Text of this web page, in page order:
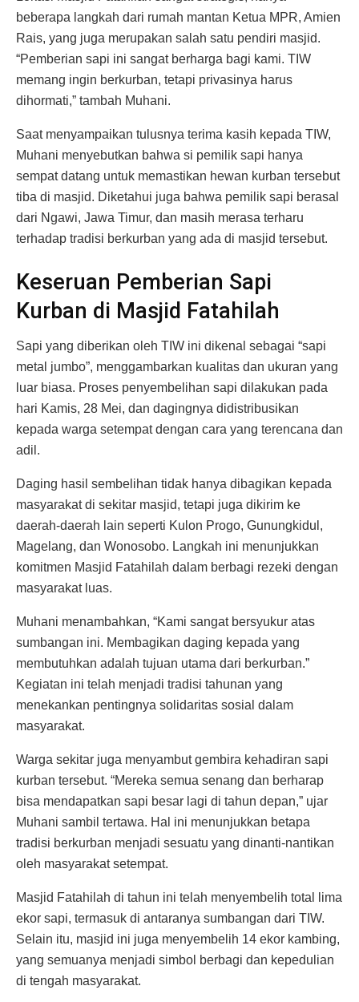
beberapa langkah dari rumah mantan Ketua MPR, Amien
Rais, yang juga merupakan salah satu pendiri masjid.
“Pemberian sapi ini sangat berharga bagi kami. TIW
memang ingin berkurban, tetapi privasinya harus
dihormati,” tambah Muhani.
Saat menyampaikan tulusnya terima kasih kepada TIW,
Muhani menyebutkan bahwa si pemilik sapi hanya
sempat datang untuk memastikan hewan kurban tersebut
tiba di masjid. Diketahui juga bahwa pemilik sapi berasal
dari Ngawi, Jawa Timur, dan masih merasa terharu
terhadap tradisi berkurban yang ada di masjid tersebut.
Keseruan Pemberian Sapi
Kurban di Masjid Fatahilah
Sapi yang diberikan oleh TIW ini dikenal sebagai “sapi
metal jumbo”, menggambarkan kualitas dan ukuran yang
luar biasa. Proses penyembelihan sapi dilakukan pada
hari Kamis, 28 Mei, dan dagingnya didistribusikan
kepada warga setempat dengan cara yang terencana dan
adil.
Daging hasil sembelihan tidak hanya dibagikan kepada
masyarakat di sekitar masjid, tetapi juga dikirim ke
daerah-daerah lain seperti Kulon Progo, Gunungkidul,
Magelang, dan Wonosobo. Langkah ini menunjukkan
komitmen Masjid Fatahilah dalam berbagi rezeki dengan
masyarakat luas.
Muhani menambahkan, “Kami sangat bersyukur atas
sumbangan ini. Membagikan daging kepada yang
membutuhkan adalah tujuan utama dari berkurban.”
Kegiatan ini telah menjadi tradisi tahunan yang
menekankan pentingnya solidaritas sosial dalam
masyarakat.
Warga sekitar juga menyambut gembira kehadiran sapi
kurban tersebut. “Mereka semua senang dan berharap
bisa mendapatkan sapi besar lagi di tahun depan,” ujar
Muhani sambil tertawa. Hal ini menunjukkan betapa
tradisi berkurban menjadi sesuatu yang dinanti-nantikan
oleh masyarakat setempat.
Masjid Fatahilah di tahun ini telah menyembelih total lima
ekor sapi, termasuk di antaranya sumbangan dari TIW.
Selain itu, masjid ini juga menyembelih 14 ekor kambing,
yang semuanya menjadi simbol berbagi dan kepedulian
di tengah masyarakat.